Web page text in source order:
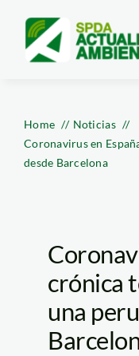
content
Home
Noticias
Coronavirus en
desde Barcelona
crónica
una